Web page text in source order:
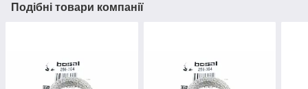
Подібні товари компанії